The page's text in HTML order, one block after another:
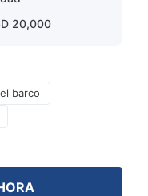
20,000
barco